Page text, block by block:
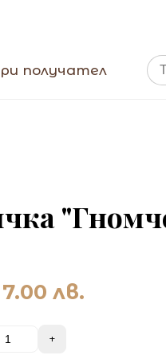
получател
лв.
+